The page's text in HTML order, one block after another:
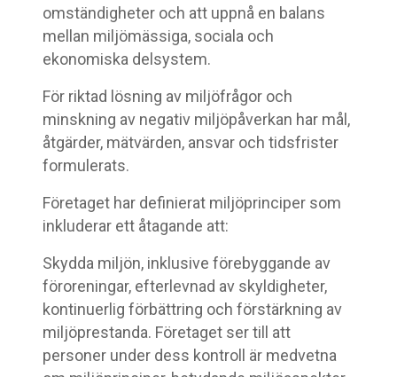
omständigheter och att uppnå en balans
mellan miljömässiga, sociala och
ekonomiska delsystem.
För riktad lösning av miljöfrågor och
minskning av negativ miljöpåverkan har mål,
åtgärder, mätvärden, ansvar och tidsfrister
formulerats.
Företaget har definierat miljöprinciper som
inkluderar ett åtagande att:
Skydda miljön, inklusive förebyggande av
föroreningar, efterlevnad av skyldigheter,
kontinuerlig förbättring och förstärkning av
miljöprestanda. Företaget ser till att
personer under dess kontroll är medvetna